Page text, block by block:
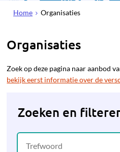
Home Organisaties
Organisaties
Zoek op deze pagina naar aanbod
bekijk eerst informatie over de
Zoeken en